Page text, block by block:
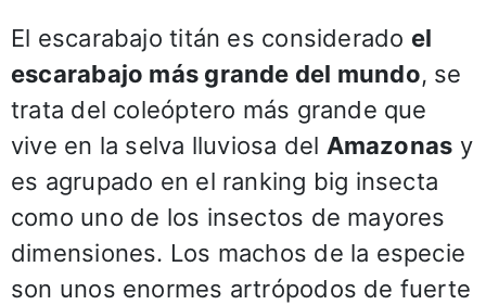
El escarabajo titán es considerado el
escarabajo más grande del mundo, se
trata del coleóptero más grande que
vive en la selva lluviosa del Amazonas y
es agrupado en el ranking big insecta
como uno de los insectos de mayores
dimensiones. Los machos de la especie
son unos enormes artrópodos de fuerte